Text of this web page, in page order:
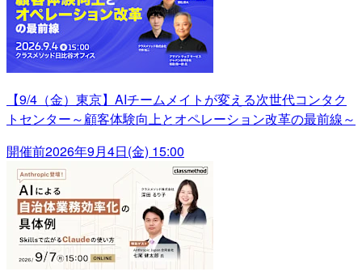
【9/4（金）東京】AIチームメイトが変える次世代コンタク
トセンター～顧客体験向上とオペレーション改革の最前線～
開催前2026年9月4日(金) 15:00